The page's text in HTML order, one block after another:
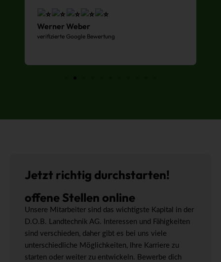
Werner Weber
verifizierte Google Bewertung
offene Stellen online
Unsere Mitarbeiter sind das wichtigste Kapital in der
D.O.B. Landtechnik AG. Interessen und Fähigkeiten
sind verschieden, daher gibt es bei uns viele
unterschiedliche Möglichkeiten, Ihre Karriere zu
starten oder weiter zu entwickeln. Bewerbe dich
Jetzt richtig durchstarten!